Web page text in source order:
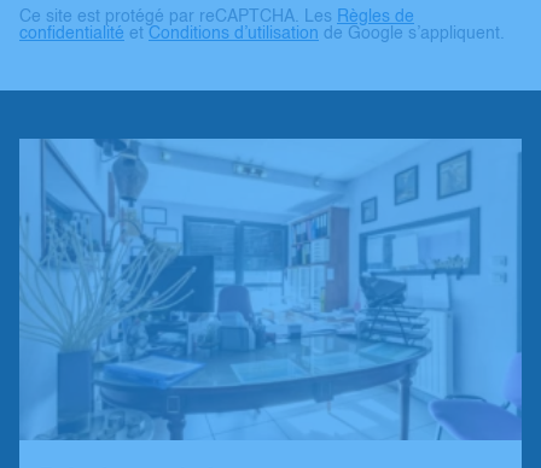
Ce site est protégé par reCAPTCHA. Les Règles de
confidentialité et Conditions d’utilisation de Google s’appliquent.